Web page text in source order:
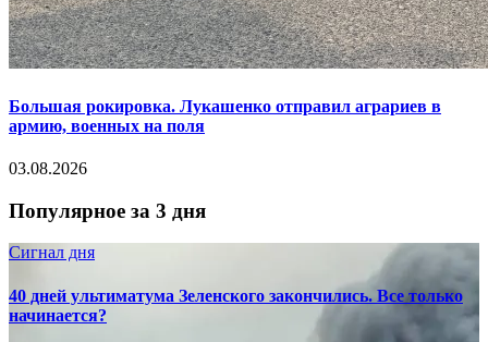
Большая рокировка. Лукашенко отправил аграриев в
армию, военных на поля
03.08.2026
Популярное за 3 дня
Сигнал дня
40 дней ультиматума Зеленского закончились. Все только
начинается?